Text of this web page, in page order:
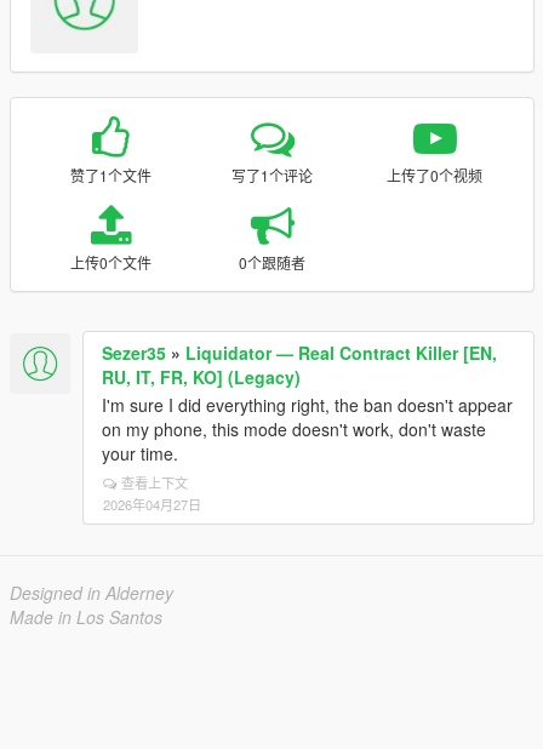
赞了1个文件 写了1个评论 上传了0个视频
上传0个文件 0个跟随者
Sezer35 » Liquidator — Real Contract Killer [EN,
RU, IT, FR, KO] (Legacy)
I'm sure I did everything right, the ban doesn't appear
on my phone, this mode doesn't work, don't waste
your time.
查看上下文
2026年04月27日
Designed in Alderney
Made in Los Santos